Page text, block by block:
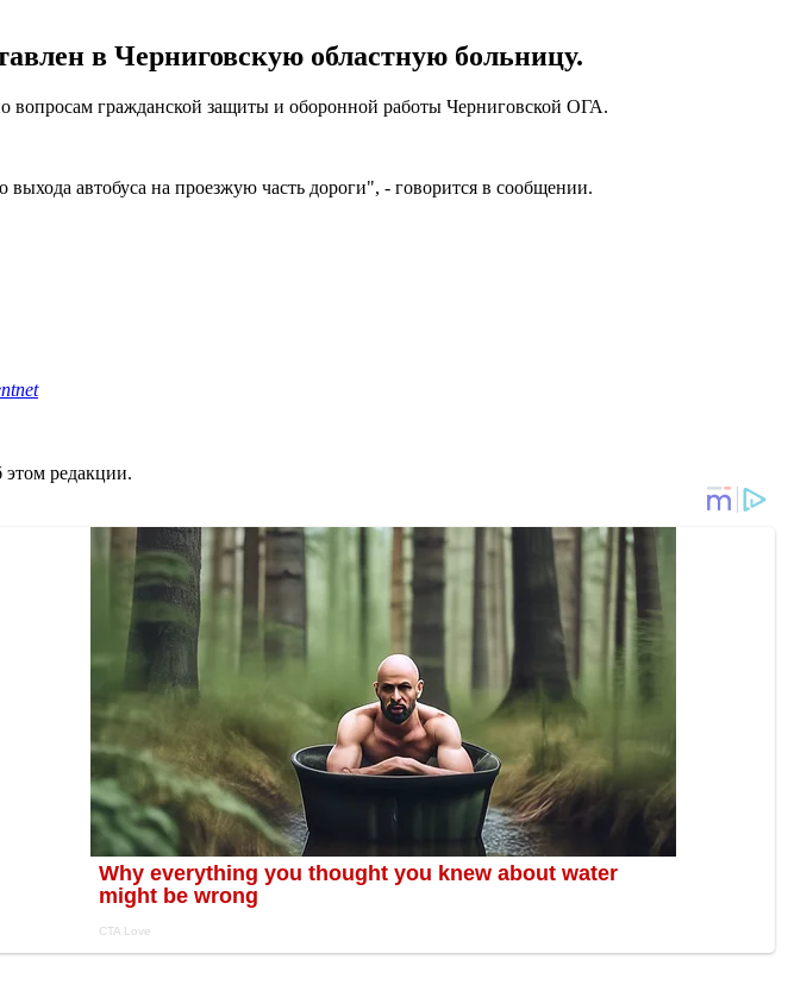
в Черниговскую областную больницу.
вопросам гражданской защиты и оборонной работы Черниговской ОГА.
автобуса на проезжую часть дороги", - говорится в сообщении.
редакции.